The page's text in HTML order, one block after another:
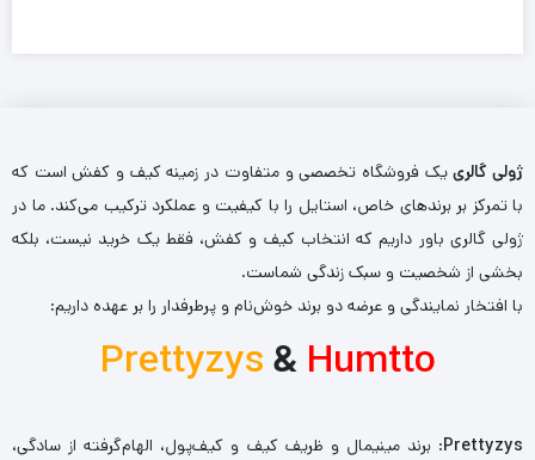
ژولی گالرییک فروشگاه تخصصی و متفاوت در زمینه کیف و کفش است که
با تمرکز بر برندهای خاص، استایل را با کیفیت و عملکرد ترکیب می‌کند. ما در
ژولی گالری باور داریم که انتخاب کیف و کفش، فقط یک خرید نیست، بلکه
بخشی از شخصیت و سبک زندگی شماست.
با افتخار نمایندگی و عرضه دو برند خوش‌نام و پرطرفدار را بر عهده داریم:
Prettyzys& Humtto
Prettyzys: برند مینیمال و ظریف کیف و کیف‌پول، الهام‌گرفته از سادگی،